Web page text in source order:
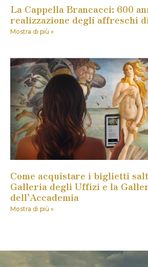
La Cappella Brancacci: 600
realizzazione degli affreschi
Mostra di più »
Come acquistare i biglietti
Galleria degli Uffizi e la
dell’Accademia
Mostra di più »